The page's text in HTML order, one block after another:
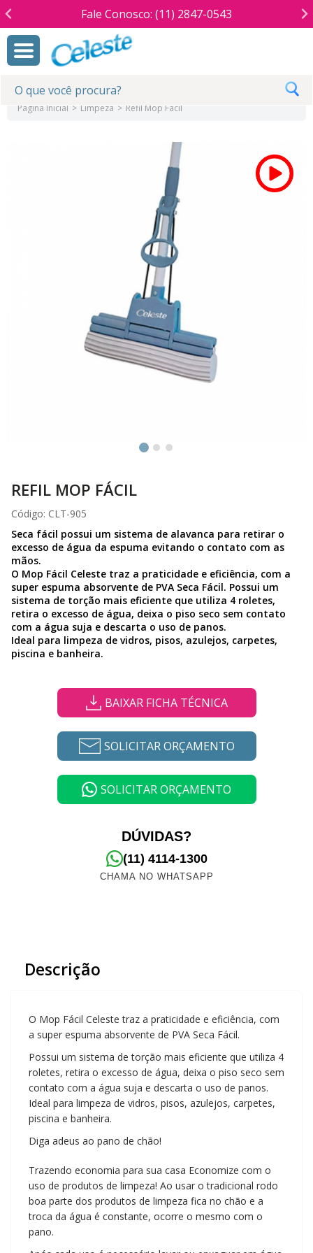
Fale Conosco: (11) 2847-0543
Página Inicial Limpeza Refil Mop Fácil
REFIL MOP FÁCIL
Código: CLT-905
Seca fácil possui um sistema de alavanca para retirar o
excesso de água da espuma evitando o contato com as
mãos.
O Mop Fácil Celeste traz a praticidade e eficiência, com a
super espuma absorvente de PVA Seca Fácil. Possui um
sistema de torção mais eficiente que utiliza 4 roletes,
retira o excesso de água, deixa o piso seco sem contato
com a água suja e descarta o uso de panos.
Ideal para limpeza de vidros, pisos, azulejos, carpetes,
piscina e banheira.
BAIXAR FICHA TÉCNICA
SOLICITAR ORÇAMENTO
SOLICITAR ORÇAMENTO
DÚVIDAS?
(11) 4114-1300
CHAMA NO WHATSAPP
Descrição
O Mop Fácil Celeste traz a praticidade e eficiência, com
a super espuma absorvente de PVA Seca Fácil.
Possui um sistema de torção mais eficiente que utiliza 4
roletes, retira o excesso de água, deixa o piso seco sem
contato com a água suja e descarta o uso de panos.
Ideal para limpeza de vidros, pisos, azulejos, carpetes,
piscina e banheira.
Diga adeus ao pano de chão!
Trazendo economia para sua casa Economize com o
uso de produtos de limpeza! Ao usar o tradicional rodo
boa parte dos produtos de limpeza fica no chão e a
troca da água é constante, ocorre o mesmo com o
pano.